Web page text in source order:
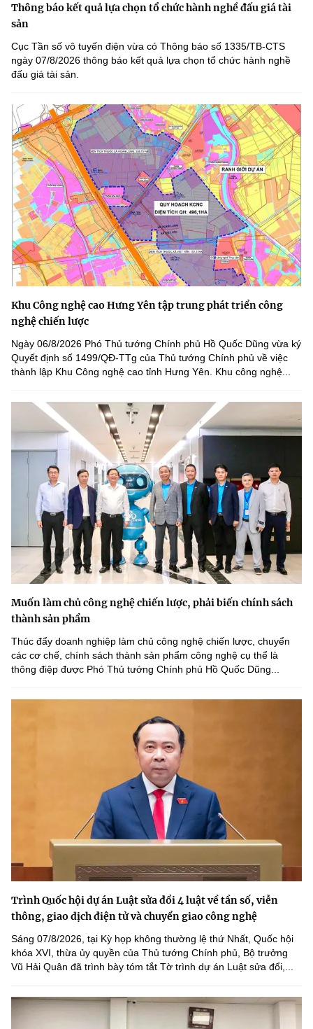
Thông báo kết quả lựa chọn tổ chức hành nghề đấu giá tài
sản
Cục Tần số vô tuyến điện vừa có Thông báo số 1335/TB-CTS
ngày 07/8/2026 thông báo kết quả lựa chọn tổ chức hành nghề
đấu giá tài sản.
Khu Công nghệ cao Hưng Yên tập trung phát triển công
nghệ chiến lược
Ngày 06/8/2026 Phó Thủ tướng Chính phủ Hồ Quốc Dũng vừa ký
Quyết định số 1499/QĐ-TTg của Thủ tướng Chính phủ về việc
thành lập Khu Công nghệ cao tỉnh Hưng Yên. Khu công nghệ...
Muốn làm chủ công nghệ chiến lược, phải biến chính sách
thành sản phẩm
Thúc đẩy doanh nghiệp làm chủ công nghệ chiến lược, chuyển
các cơ chế, chính sách thành sản phẩm công nghệ cụ thể là
thông điệp được Phó Thủ tướng Chính phủ Hồ Quốc Dũng...
Trình Quốc hội dự án Luật sửa đổi 4 luật về tần số, viễn
thông, giao dịch điện tử và chuyển giao công nghệ
Sáng 07/8/2026, tại Kỳ họp không thường lệ thứ Nhất, Quốc hội
khóa XVI, thừa ủy quyền của Thủ tướng Chính phủ, Bộ trưởng
Vũ Hải Quân đã trình bày tóm tắt Tờ trình dự án Luật sửa đổi,...